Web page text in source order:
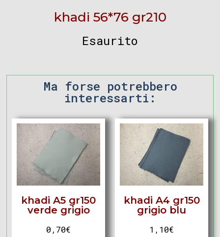
khadi 56*76 gr210
Esaurito
Ma forse potrebbero
interessarti:
khadi A5 gr150
verde grigio
0,70€
khadi A4 gr150
grigio blu
1,10€